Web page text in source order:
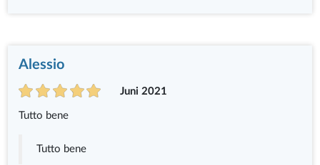
Alessio
Juni 2021
Tutto bene
Tutto bene